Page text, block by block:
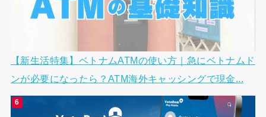
【新生活特集】ベトナムATMの使い方｜急にベトナムド
ンが必要になったら？ATM海外キャッシングで現金...